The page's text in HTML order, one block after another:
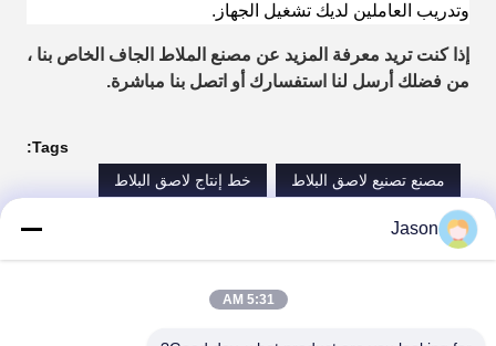
وتدريب العاملين لديك تشغيل الجهاز.
إذا كنت تريد معرفة المزيد عن مصنع الملاط الجاف الخاص بنا ،
من فضلك أرسل لنا استفسارك أو اتصل بنا مباشرة.
Tags:
مصنع تصنيع لاصق البلاط
خط إنتاج لاصق البلاط
tile adhesive mortar plant
Jason
5:31 AM